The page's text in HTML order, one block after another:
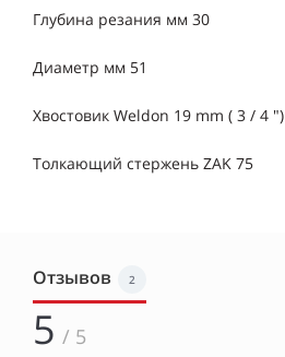
Глубина резания мм 30
Диаметр мм 51
Хвостовик Weldon 19 mm ( 3 / 4 ")
Толкающий стержень ZAK 75
Отзывов 2
5 / 5